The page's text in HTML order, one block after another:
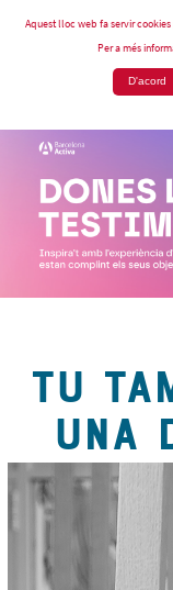
Aquest lloc web fa servir
Per a més
D'acord
TU
UNA